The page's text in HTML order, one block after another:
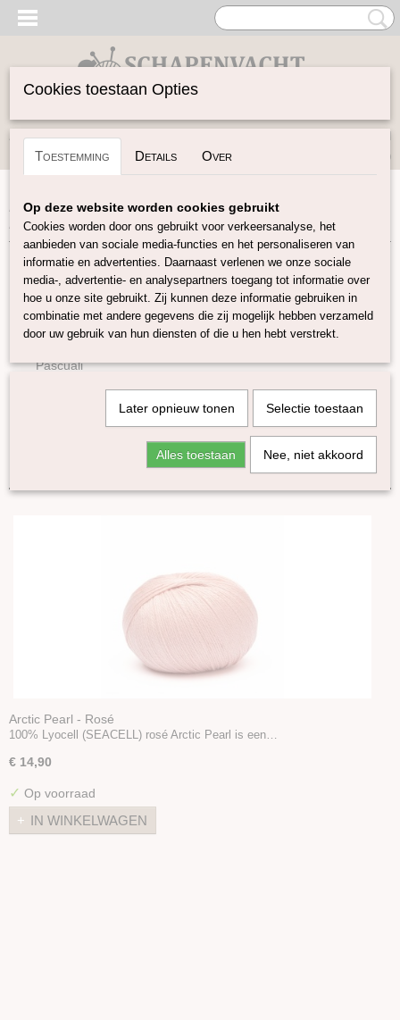
Inloggen Registreren
(0)
Home>Garen>Merken>Pascuali>Arctic Pearl: 100%
Lyocell 12 kleuren
Garen
Soort Garen
Merken
Pascuali
Pro Lana
Accessoires
Boeken en Patronen
Sorteer op:
Arctic Pearl - Rosé
100% Lyocell (SEACELL) rosé Arctic Pearl is een…
€ 14,90
✓ Op voorraad
IN WINKELWAGEN
Cookies toestaan Opties
Toestemming Details Over
Op deze website worden cookies gebruikt
Cookies worden door ons gebruikt voor verkeersanalyse, het
aanbieden van sociale media-functies en het personaliseren van
informatie en advertenties. Daarnaast verlenen we onze sociale
media-, advertentie- en analysepartners toegang tot informatie over
hoe u onze site gebruikt. Zij kunnen deze informatie gebruiken in
combinatie met andere gegevens die zij mogelijk hebben verzameld
door uw gebruik van hun diensten of die u hen hebt verstrekt.
Later opnieuw tonen Selectie toestaan
Alles toestaan Nee, niet akkoord